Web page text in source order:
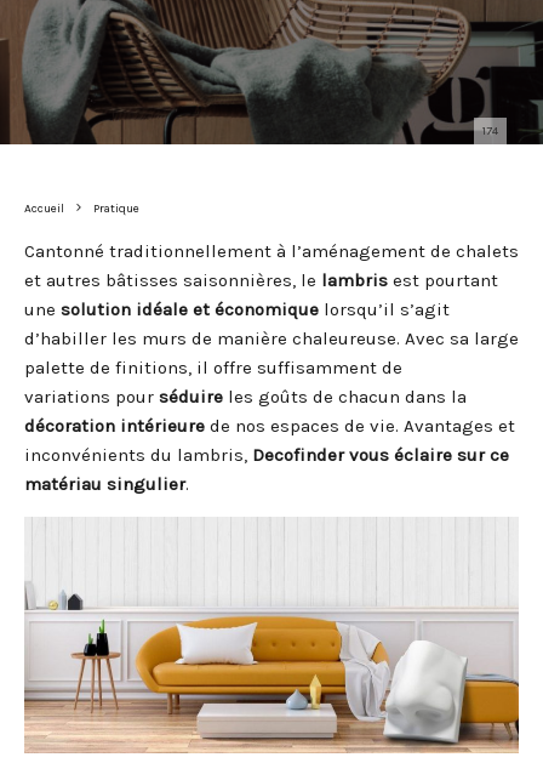
174
Accueil Pratique
Cantonné traditionnellement à l’aménagement de chalets
et autres bâtisses saisonnières, le lambris est pourtant
une solution idéale et économique lorsqu’il s’agit
d’habiller les murs de manière chaleureuse. Avec sa large
palette de finitions, il offre suffisamment de
variations pour séduire les goûts de chacun dans la
décoration intérieure de nos espaces de vie. Avantages et
inconvénients du lambris, Decofinder vous éclaire sur ce
matériau singulier.